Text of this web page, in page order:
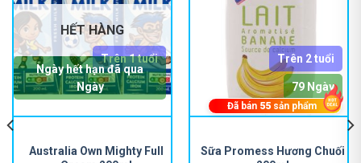
HẾT HÀNG
Australia Own Mighty Full
Trên 1 tuổi
Ngày hết hạn đã qua
Ngày
Sữa Promess Hương Chuối
Trên 2 tuổi
79 Ngày
Đã bán 55sản phẩm